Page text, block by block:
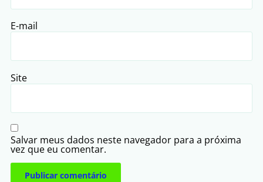
E-mail
Site
Salvar meus dados neste navegador para a próxima
vez que eu comentar.